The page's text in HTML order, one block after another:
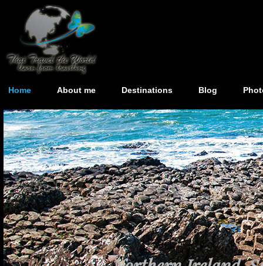
Home About me Destinations Blog